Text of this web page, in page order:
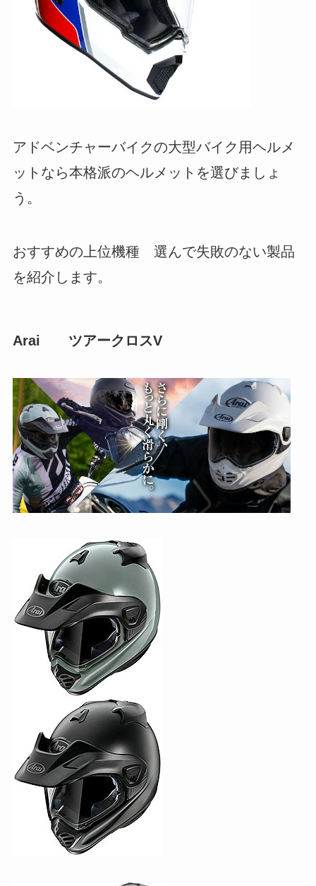
アドベンチャーバイクの大型バイク用ヘルメ
ットなら本格派のヘルメットを選びましょ
う。
おすすめの上位機種 選んで失敗のない製品
を紹介します。
Arai ツアークロスV